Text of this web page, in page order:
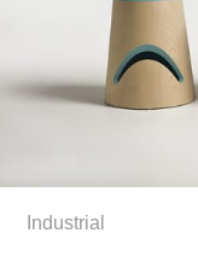
Industrial